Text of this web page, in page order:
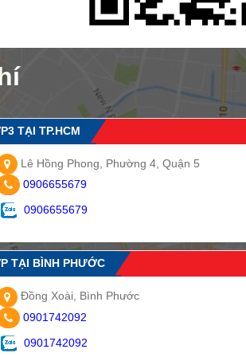
TẠI TP.HCM
Lê Hồng Phong, Phường 4, Quận 5
0906655679
0906655679
TẠI BÌNH PHƯỚC
Đồng Xoài, Bình Phước
0901742092
0901742092